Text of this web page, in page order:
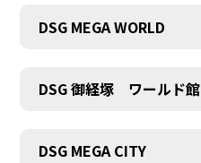
DSG MEGA WORLD
DSG 御経塚 ワールド館
DSG MEGA CITY